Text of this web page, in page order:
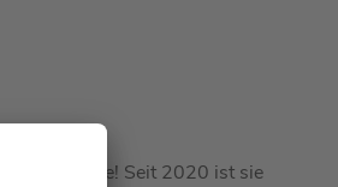
Seit 2020 ist sie